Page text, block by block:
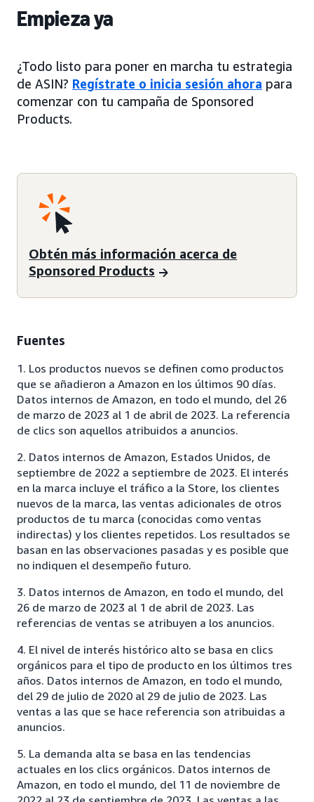
Empieza ya
¿Todo listo para poner en marcha tu estrategia
de ASIN? Regístrate o inicia sesión ahora para
comenzar con tu campaña de Sponsored
Products.
Obtén más información acerca de
Sponsored Products
Fuentes
1. Los productos nuevos se definen como productos
que se añadieron a Amazon en los últimos 90 días.
Datos internos de Amazon, en todo el mundo, del 26
de marzo de 2023 al 1 de abril de 2023. La referencia
de clics son aquellos atribuidos a anuncios.
2. Datos internos de Amazon, Estados Unidos, de
septiembre de 2022 a septiembre de 2023. El interés
en la marca incluye el tráfico a la Store, los clientes
nuevos de la marca, las ventas adicionales de otros
productos de tu marca (conocidas como ventas
indirectas) y los clientes repetidos. Los resultados se
basan en las observaciones pasadas y es posible que
no indiquen el desempeño futuro.
3. Datos internos de Amazon, en todo el mundo, del
26 de marzo de 2023 al 1 de abril de 2023. Las
referencias de ventas se atribuyen a los anuncios.
4. El nivel de interés histórico alto se basa en clics
orgánicos para el tipo de producto en los últimos tres
años. Datos internos de Amazon, en todo el mundo,
del 29 de julio de 2020 al 29 de julio de 2023. Las
ventas a las que se hace referencia son atribuidas a
anuncios.
5. La demanda alta se basa en las tendencias
actuales en los clics orgánicos. Datos internos de
Amazon, en todo el mundo, del 11 de noviembre de